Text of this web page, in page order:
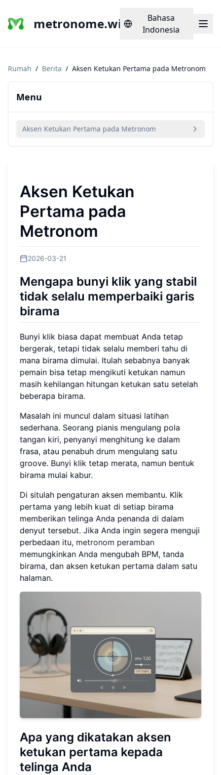
metronome.wiki
Bahasa
Indonesia
Rumah / Berita / Aksen Ketukan Pertama pada Metronom
Menu
Aksen Ketukan Pertama pada Metronom
Aksen Ketukan
Pertama pada
Metronom
2026-03-21
Mengapa bunyi klik yang stabil
tidak selalu memperbaiki garis
birama
Bunyi klik biasa dapat membuat Anda tetap
bergerak, tetapi tidak selalu memberi tahu di
mana birama dimulai. Itulah sebabnya banyak
pemain bisa tetap mengikuti ketukan namun
masih kehilangan hitungan ketukan satu setelah
beberapa birama.
Masalah ini muncul dalam situasi latihan
sederhana. Seorang pianis mengulang pola
tangan kiri, penyanyi menghitung ke dalam
frasa, atau penabuh drum mengulang satu
groove. Bunyi klik tetap merata, namun bentuk
birama mulai kabur.
Di situlah pengaturan aksen membantu. Klik
pertama yang lebih kuat di setiap birama
memberikan telinga Anda penanda di dalam
denyut tersebut. Jika Anda ingin segera menguji
perbedaan itu, metronom peramban
memungkinkan Anda mengubah BPM, tanda
birama, dan aksen ketukan pertama dalam satu
halaman.
Apa yang dikatakan aksen
ketukan pertama kepada
telinga Anda